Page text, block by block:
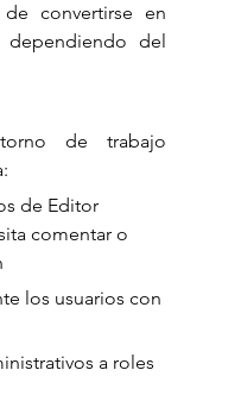
convertirse en
del
de trabajo
de Editor
comentar o
los usuarios con
a roles